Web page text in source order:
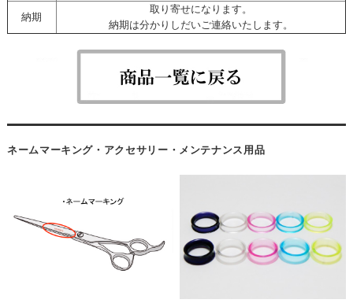
納期
取り寄せになります。
納期は分かりしだいご連絡いたします。
ネームマーキング・アクセサリー・メンテナンス用品